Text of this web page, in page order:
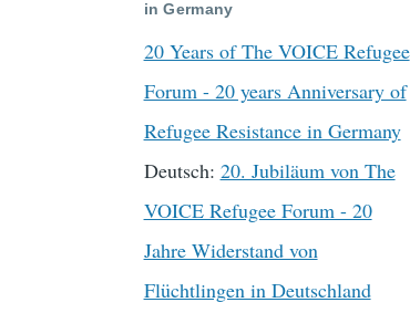
in Germany
20 Years of The VOICE Refugee
Forum - 20 years Anniversary of
Refugee Resistance in Germany
Deutsch: 20. Jubiläum von The
VOICE Refugee Forum - 20
Jahre Widerstand von
Flüchtlingen in Deutschland